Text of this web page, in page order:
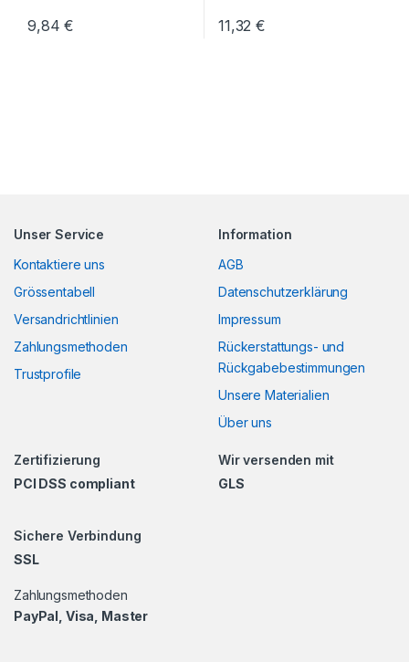
9,84€ 11,32€
Unser Service
Kontaktiere uns
Grössentabell
Versandrichtlinien
Zahlungsmethoden
Trustprofile
Information
AGB
Datenschutzerklärung
Impressum
Rückerstattungs- und
Rückgabebestimmungen
Unsere Materialien
Über uns
Zertifizierung
PCI DSS compliant
Wir versenden mit
GLS
Sichere Verbindung
SSL
Zahlungsmethoden
PayPal, Visa, Master